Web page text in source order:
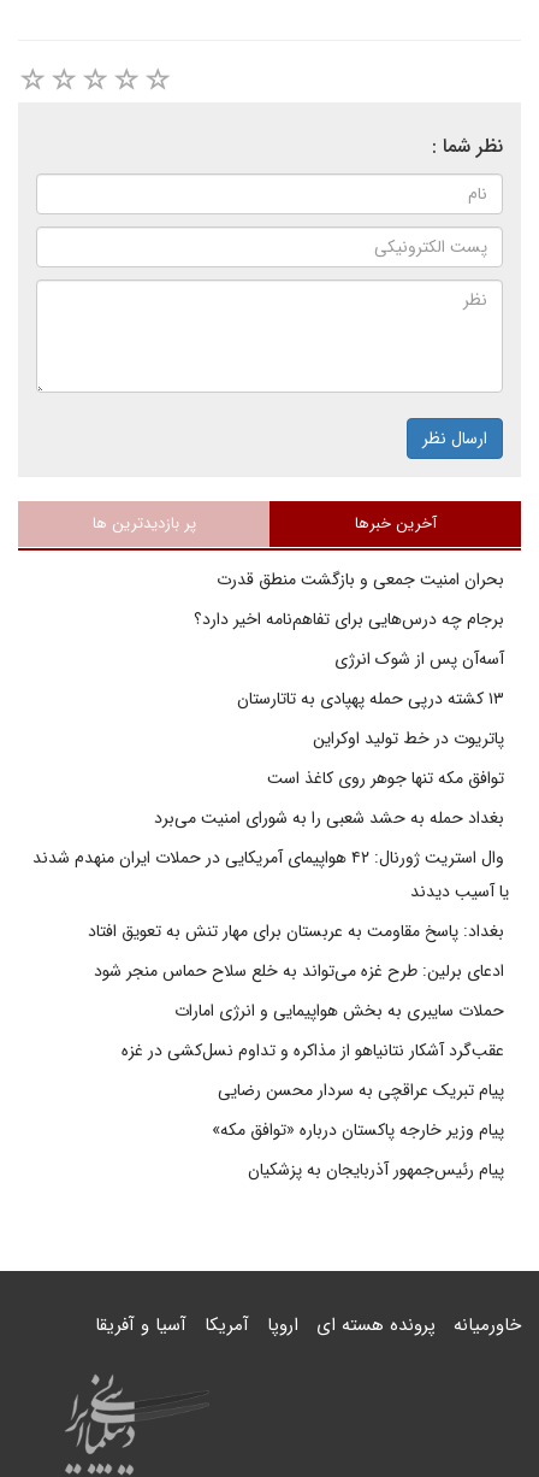
نظر شما :
ارسال نظر
آخرین خبرها پر بازدیدترین ها
بحران امنیت جمعی و بازگشت منطق قدرت
برجام چه درس‌هایی برای تفاهم‌نامه اخیر دارد؟
آسه‌آن پس از شوک انرژی
پاتریوت در خط تولید اوکراین
توافق مکه تنها جوهر روی کاغذ است
بغداد حمله به حشد شعبی را به شورای امنیت می‌برد
وال استریت ژورنال: ۴۲ هواپیمای آمریکایی در حملات ایران منهدم شدند
یا آسیب دیدند
بغداد: پاسخ مقاومت به عربستان برای مهار تنش به تعویق افتاد
ادعای برلین: طرح غزه می‌تواند به خلع سلاح حماس منجر شود
حملات سایبری به بخش هواپیمایی و انرژی امارات
عقب‌گرد آشکار نتانیاهو از مذاکره و تداوم نسل‌کشی در غزه
پیام تبریک عراقچی به سردار محسن رضایی
پیام وزیر خارجه پاکستان درباره «توافق مکه»
پیام رئیس‌جمهور آذربایجان به پزشکیان
خاورمیانه پرونده هسته ای اروپا آمریکا آسیا و آفریقا